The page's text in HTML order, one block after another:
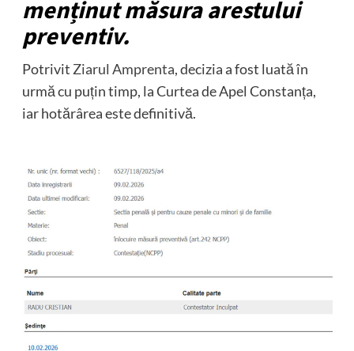
menținut măsura arestului
preventiv.
Potrivit Ziarul Amprenta, decizia a fost luată în
urmă cu puțin timp, la Curtea de Apel Constanța,
iar hotărârea este definitivă.